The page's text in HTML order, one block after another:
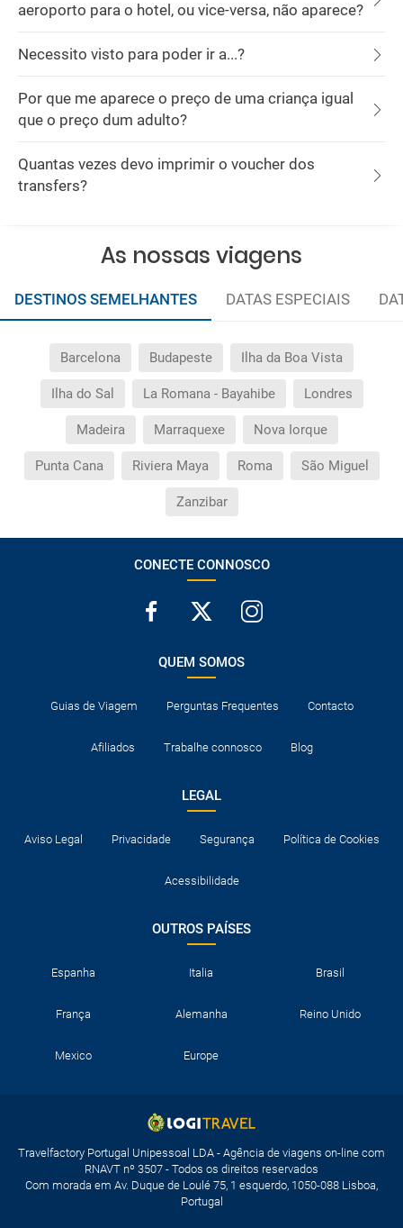
aeroporto para o hotel, ou vice-versa, não aparece?
Necessito visto para poder ir a...?
Por que me aparece o preço de uma criança igual
que o preço dum adulto?
Quantas vezes devo imprimir o voucher dos
transfers?
As nossas viagens
DESTINOS SEMELHANTES DATAS ESPECIAIS
Barcelona Budapeste Ilha da Boa Vista
Ilha do Sal La Romana - Bayahibe Londres
Madeira Marraquexe Nova Iorque
Punta Cana Riviera Maya Roma São Miguel
Zanzibar
CONECTE CONNOSCO
QUEM SOMOS
Guias de Viagem Perguntas Frequentes Contacto
Afiliados Trabalhe connosco Blog
LEGAL
Aviso Legal Privacidade Segurança Política de Cookies
Acessibilidade
OUTROS PAÍSES
Espanha Italia Brasil
França Alemanha Reino Unido
Mexico Europe
Travelfactory Portugal Unipessoal LDA - Agência de viagens on-line com
RNAVT nº 3507 - Todos os direitos reservados
Com morada em Av. Duque de Loulé 75, 1 esquerdo, 1050-088 Lisboa,
Portugal